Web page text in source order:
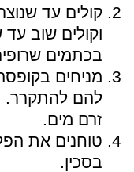
קולים עד
וקולים שוב
בכתמים
מניחים
להם להתקרר.
זרם מים.
טוחנים את
בסכין.